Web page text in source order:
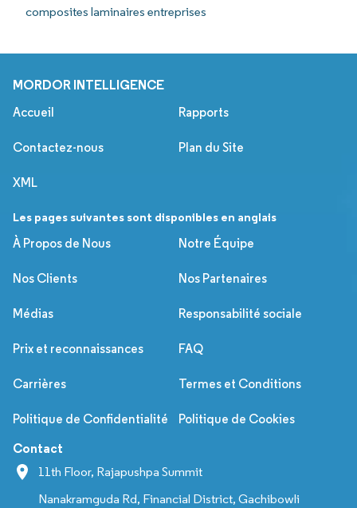
composites laminaires entreprises
MORDOR INTELLIGENCE
Accueil Rapports
Contactez-nous Plan du Site
XML
Les pages suivantes sont disponibles en anglais
À Propos de Nous
Notre Équipe
Nos Clients Nos Partenaires
Médias Responsabilité sociale
Prix et reconnaissances FAQ
Carrières Termes et Conditions
Politique de Confidentialité Politique de Cookies
Contact
11th Floor, Rajapushpa Summit
Nanakramguda Rd, Financial District, Gachibowli